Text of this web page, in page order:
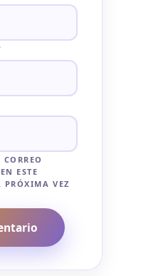
ESTE
PRÓXIMA VEZ